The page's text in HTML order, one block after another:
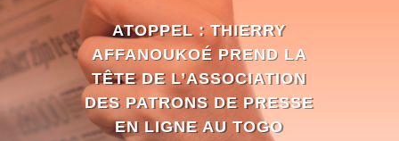
ATOPPEL : THIERRY
AFFANOUKOÉ PREND LA
TÊTE DE L’ASSOCIATION
DES PATRONS DE PRESSE
EN LIGNE AU TOGO